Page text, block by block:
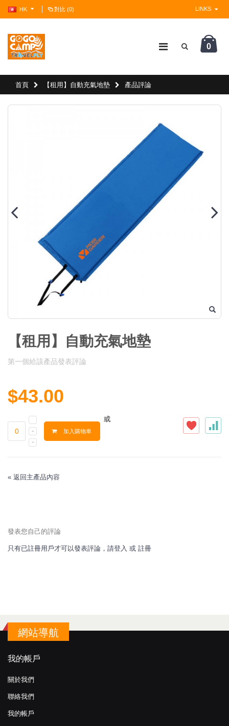
HK 對比 (0) LINKS
0
首頁 【租用】自動充氣地墊 產品評論
【租用】自動充氣地墊
第一個給該產品發表評論
$43.00
加入購物車
或
« 返回主產品內容
發表您自己的評論
只有已註冊用戶才可以發表評論，請登入 或 註冊
網站導航
我的帳戶
關於我們
聯絡我們
我的帳戶